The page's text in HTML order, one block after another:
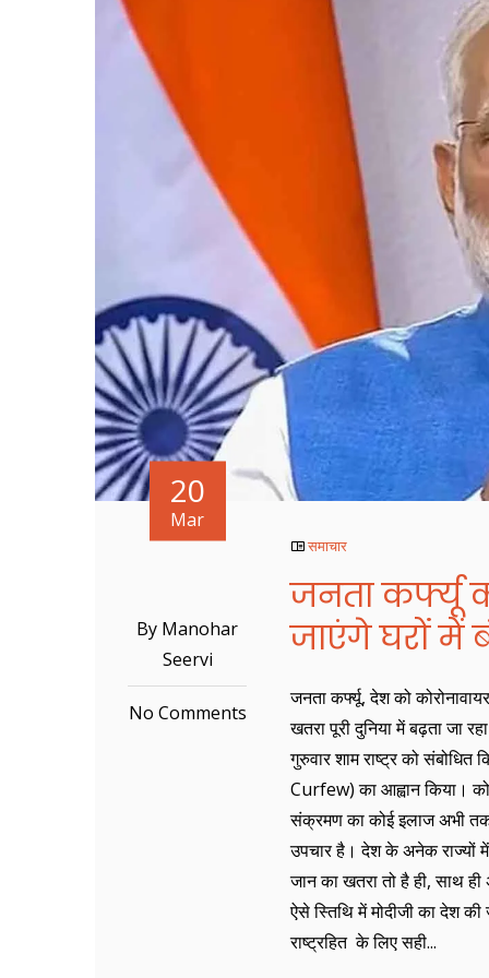
20
Mar
By Manohar
Seervi
No Comments
समाचार
जनता कर्फ्यू
जाएंगे घरों में
जनता कर्फ्यू, देश को
खतरा पूरी दुनिया में बढ़ता जा
गुरुवार शाम राष्ट्र को
Curfew) का आह्वान किया।
संक्रमण का कोई इलाज अभी
उपचार है। देश के अनेक राज्यों
जान का खतरा तो है ही, साथ
ऐसे स्तिथि में मोदीजी का देश
राष्ट्रहित के लिए सही...